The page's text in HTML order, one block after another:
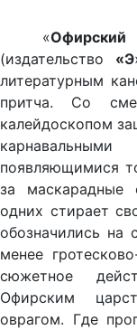
«
(издательство «Э
литературным
притча. Со
калейдоскопом
появляющимися
за
одних стирает
обозначились на
менее
сюжетное
Офирским
оврагом. Где